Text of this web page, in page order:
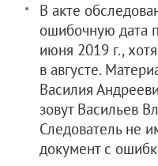
В акте
ошибочную дата
июня 2019 г.,
в августе.
Василия
зовут Васильев
Следователь не
документ с